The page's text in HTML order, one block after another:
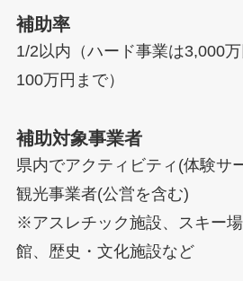
補助率
1/2以内（ハード事業は3,000
100万円まで）
補助対象事業者
県内でアクティビティ(体験サ
観光事業者(公営を含む)
※アスレチック施設、スキー
館、歴史・文化施設など